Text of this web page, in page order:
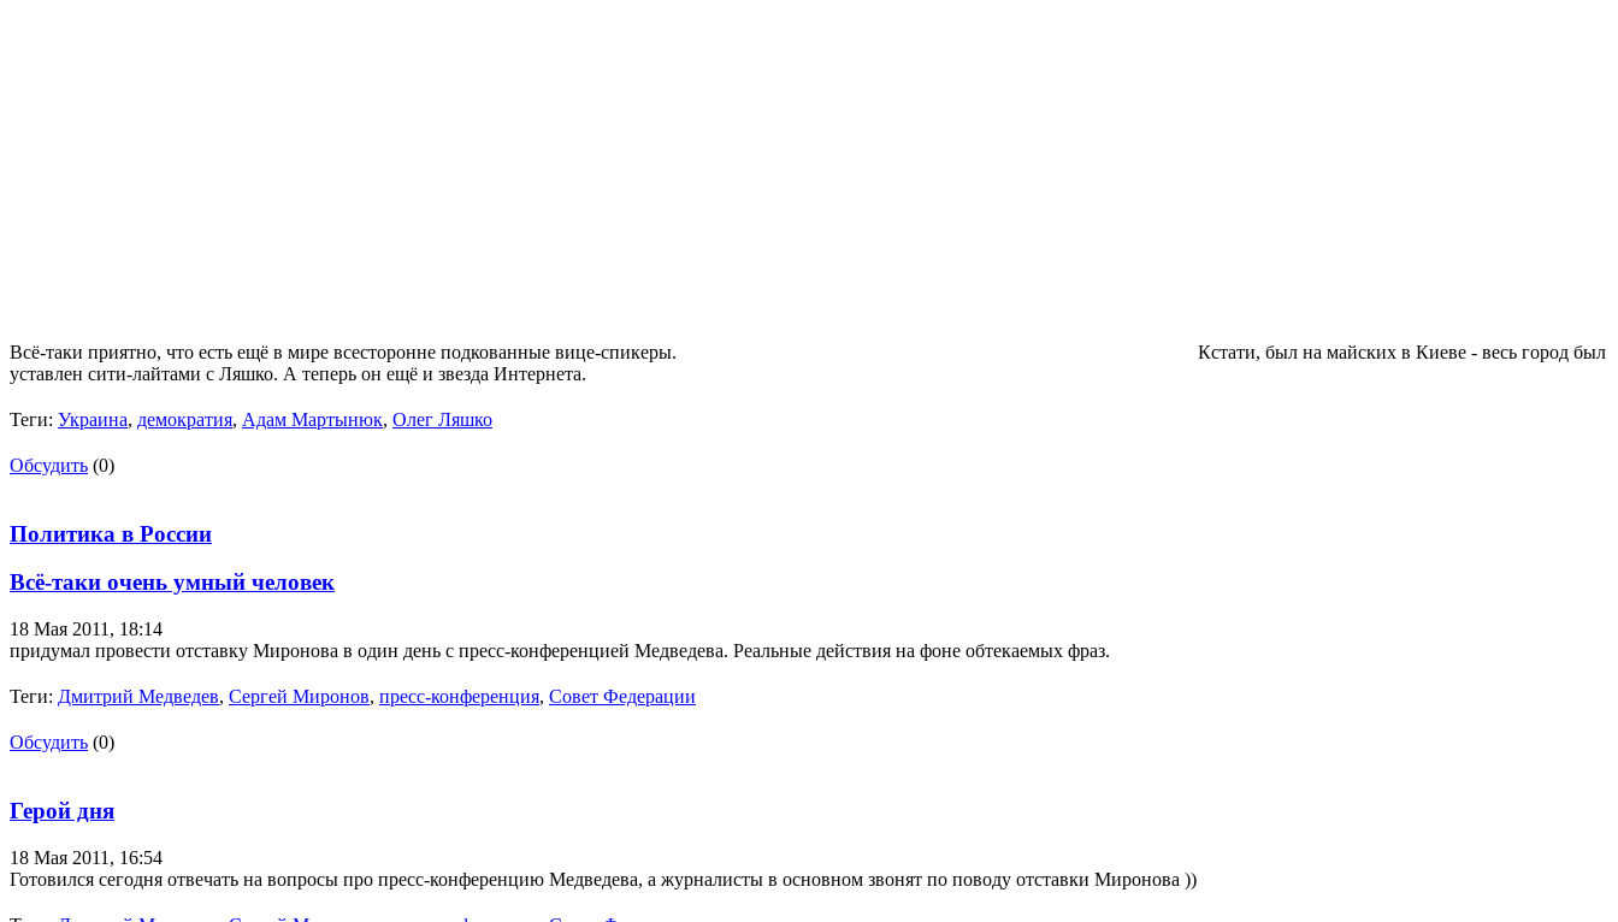
Всё-таки приятно, что есть ещё в мире всесторонне подкованные вице-спикеры.
Кстати, был на майских в Киеве - весь город был
уставлен сити-лайтами с Ляшко. А теперь он ещё и звезда Интернета.
Теги: Украина, демократия, Адам Мартынюк, Олег Ляшко
Обсудить (0)
Политика в России
Всё-таки очень умный человек
18 Мая 2011, 18:14
придумал провести отставку Миронова в один день с пресс-конференцией Медведева. Реальные действия на фоне обтекаемых фраз.
Теги: Дмитрий Медведев, Сергей Миронов, пресс-конференция, Совет Федерации
Обсудить (0)
Герой дня
18 Мая 2011, 16:54
Готовился сегодня отвечать на вопросы про пресс-конференцию Медведева, а журналисты в основном звонят по поводу отставки Миронова ))